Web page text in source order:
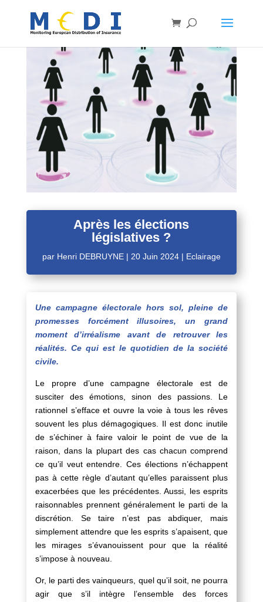
Après les élections
législatives ?
par Henri DEBRUYNE| 20 Juin 2024| Eclairage
Une campagne électorale hors sol, pleine de
promesses forcément illusoires, un grand
moment d’irréalisme avant de retrouver les
réalités. Ce qui est le quotidien de la société
civile.
Le propre d’une campagne électorale est de
susciter des émotions, sinon des passions. Le
rationnel s’efface et ouvre la voie à tous les rêves
souvent les plus démagogiques. Il est donc inutile
de s’échiner à faire valoir le point de vue de la
raison, dans la plupart des cas chacun comprend
ce qu’il veut entendre. Ces élections n’échappent
pas à cette règle d’autant qu’elles paraissent plus
exacerbées que les précédentes. Aussi, les esprits
raisonnables prennent généralement le parti de la
discrétion. Se taire n’est pas abdiquer, mais
simplement attendre que les esprits s’apaisent, que
les mirages s’évanouissent pour que la réalité
s’impose à nouveau.
Or, le parti des vainqueurs, quel qu’il soit, ne pourra
agir que s’il intègre l’ensemble des forces